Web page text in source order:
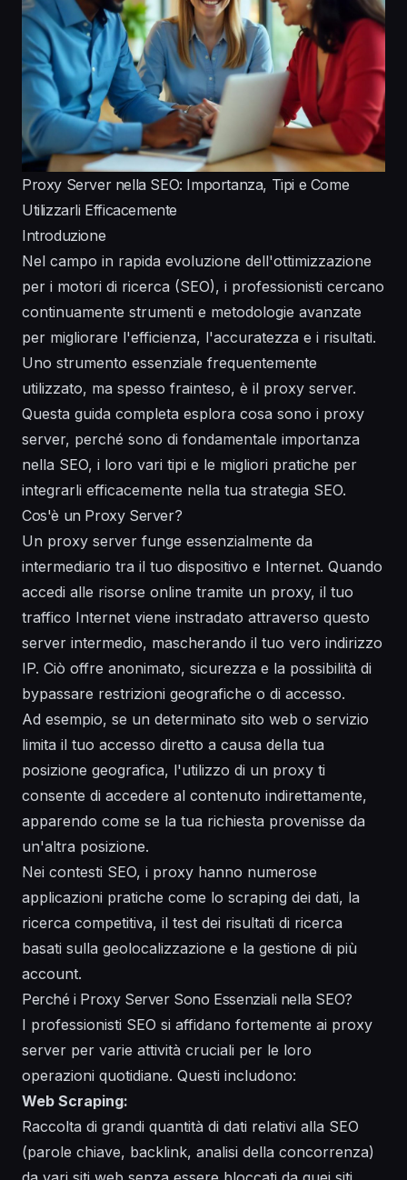
Proxy Server nella SEO: Importanza, Tipi e Come
Utilizzarli Efficacemente
Introduzione
Nel campo in rapida evoluzione dell'ottimizzazione
per i motori di ricerca (SEO), i professionisti cercano
continuamente strumenti e metodologie avanzate
per migliorare l'efficienza, l'accuratezza e i risultati.
Uno strumento essenziale frequentemente
utilizzato, ma spesso frainteso, è il proxy server.
Questa guida completa esplora cosa sono i proxy
server, perché sono di fondamentale importanza
nella SEO, i loro vari tipi e le migliori pratiche per
integrarli efficacemente nella tua strategia SEO.
Cos'è un Proxy Server?
Un proxy server funge essenzialmente da
intermediario tra il tuo dispositivo e Internet. Quando
accedi alle risorse online tramite un proxy, il tuo
traffico Internet viene instradato attraverso questo
server intermedio, mascherando il tuo vero indirizzo
IP. Ciò offre anonimato, sicurezza e la possibilità di
bypassare restrizioni geografiche o di accesso.
Ad esempio, se un determinato sito web o servizio
limita il tuo accesso diretto a causa della tua
posizione geografica, l'utilizzo di un proxy ti
consente di accedere al contenuto indirettamente,
apparendo come se la tua richiesta provenisse da
un'altra posizione.
Nei contesti SEO, i proxy hanno numerose
applicazioni pratiche come lo scraping dei dati, la
ricerca competitiva, il test dei risultati di ricerca
basati sulla geolocalizzazione e la gestione di più
account.
Perché i Proxy Server Sono Essenziali nella SEO?
I professionisti SEO si affidano fortemente ai proxy
server per varie attività cruciali per le loro
operazioni quotidiane. Questi includono:
Web Scraping:
Raccolta di grandi quantità di dati relativi alla SEO
(parole chiave, backlink, analisi della concorrenza)